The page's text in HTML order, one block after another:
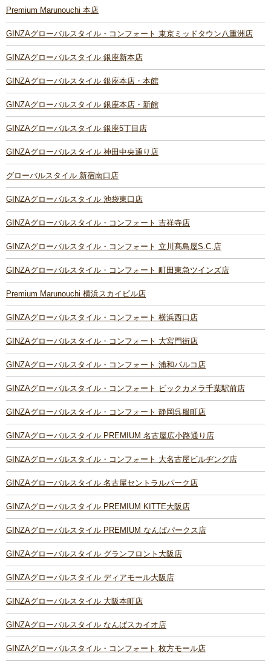
Premium Marunouchi 本店
GINZAグローバルスタイル・コンフォート 東京ミッドタウン八重洲店
GINZAグローバルスタイル 銀座新本店
GINZAグローバルスタイル 銀座本店・本館
GINZAグローバルスタイル 銀座本店・新館
GINZAグローバルスタイル 銀座5丁目店
GINZAグローバルスタイル 神田中央通り店
グローバルスタイル 新宿南口店
GINZAグローバルスタイル 池袋東口店
GINZAグローバルスタイル・コンフォート 吉祥寺店
GINZAグローバルスタイル・コンフォート 立川髙島屋S.C.店
GINZAグローバルスタイル・コンフォート 町田東急ツインズ店
Premium Marunouchi 横浜スカイビル店
GINZAグローバルスタイル・コンフォート 横浜西口店
GINZAグローバルスタイル・コンフォート 大宮門街店
GINZAグローバルスタイル・コンフォート 浦和パルコ店
GINZAグローバルスタイル・コンフォート ビックカメラ千葉駅前店
GINZAグローバルスタイル・コンフォート 静岡呉服町店
GINZAグローバルスタイル PREMIUM 名古屋広小路通り店
GINZAグローバルスタイル・コンフォート 大名古屋ビルヂング店
GINZAグローバルスタイル 名古屋セントラルパーク店
GINZAグローバルスタイル PREMIUM KITTE大阪店
GINZAグローバルスタイル PREMIUM なんばパークス店
GINZAグローバルスタイル グランフロント大阪店
GINZAグローバルスタイル ディアモール大阪店
GINZAグローバルスタイル 大阪本町店
GINZAグローバルスタイル なんばスカイオ店
GINZAグローバルスタイル・コンフォート 枚方モール店